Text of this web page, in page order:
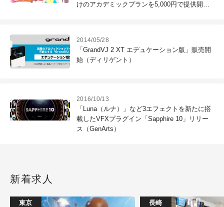
けのアカデミックプランを5,000円で提供開始
2014/05/28
「GrandVJ 2 XT エデュケーション版」販売開
始（ディリゲント）
2016/10/13
「Luna（ルナ）」など3エフェクトを新たに搭
載したVFXプラグイン「Sapphire 10」リリー
ス（GenArts）
新着求人
東京 長崎